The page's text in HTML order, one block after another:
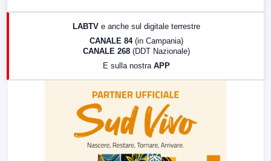
LABTV e anche sul digitale terrestre
CANALE 84 (in Campania)
CANALE 268 (DDT Nazionale)
E sulla nostra APP